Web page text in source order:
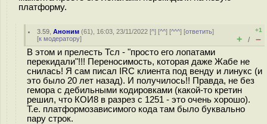
платформу.
3.59 ,Аноним (61), 16:03, 23/11/2022 [^] [^^] [^^^] [ответить]
[к модератору]
+1
+ / –
В этом и прелесть Тсл - "просто его лопатами
перекидали"!!! Переносимость, которая даже Жабе не
снилась! Я сам писал IRC клиента под венду и линукс (и
это было 20 лет назад). И получилось!! Правда, не без
гемора с дебильными кодировками (какой-то кретин
решил, что КОИ8 в разрез с 1251 - это очень хорошо).
Т.е. платформозависимого кода там было буквально
пару строк.